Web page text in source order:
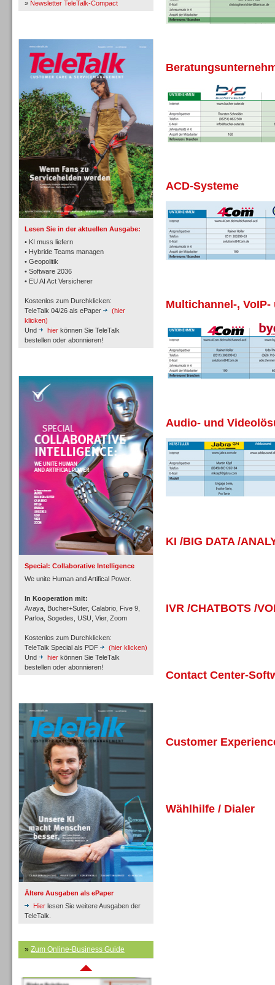
» Newsletter TeleTalk-Compact
Lesen Sie in der aktuellen Ausgabe:
• KI muss liefern
• Hybride Teams managen
• Geopolitik
• Software 2036
• EU AI Act Versicherer
Kostenlos zum Durchklicken:
TeleTalk 04/26 als ePaper
(hier
klicken)
Und
hier können Sie TeleTalk
bestellen oder abonnieren!
Special: Collaborative Intelligence
We unite Human and Artifical Power.
In Kooperation mit:
Avaya, Bucher+Suter, Calabrio, Five 9,
Parloa, Sogedes, USU, Vier, Zoom
Kostenlos zum Durchklicken:
TeleTalk Special als PDF
(hier klicken)
Und
hier können Sie TeleTalk
bestellen oder abonnieren!
Ältere Ausgaben als ePaper
Hier lesen Sie weitere Ausgaben der
TeleTalk.
» Zum Online-Business Guide
TK- und ACD-Systeme
Workforce-Management
Personal
Inbound
Inbound
Inbound
ACD-Systeme
Multichannel-,
Audio- und
KI /BIG DATA /
IVR /CHATBOTS /
Contact Center-
Customer
Wählhilfe / Dialer